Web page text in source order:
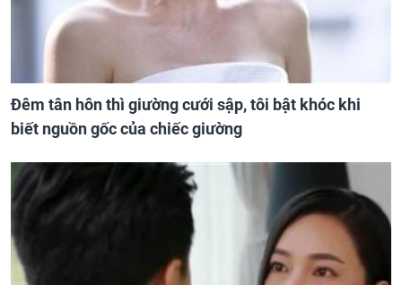
Đêm tân hôn thì giường cưới sập, tôi bật khóc khi
biết nguồn gốc của chiếc giường